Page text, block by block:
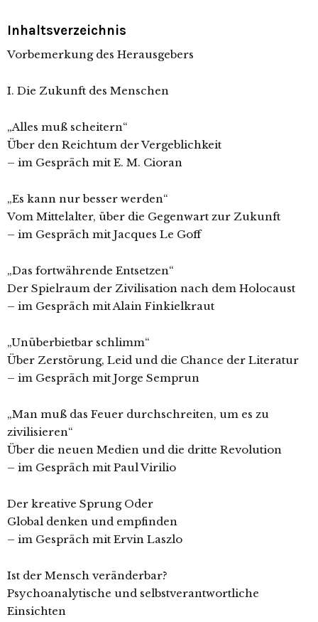
Inhaltsverzeichnis
Vorbemerkung des Herausgebers
I. Die Zukunft des Menschen
„Alles muß scheitern“
Über den Reichtum der Vergeblichkeit
– im Gespräch mit E. M. Cioran
„Es kann nur besser werden“
Vom Mittelalter, über die Gegenwart zur Zukunft
– im Gespräch mit Jacques Le Goff
„Das fortwährende Entsetzen“
Der Spielraum der Zivilisation nach dem Holocaust
– im Gespräch mit Alain Finkielkraut
„Unüberbietbar schlimm“
Über Zerstörung, Leid und die Chance der Literatur
– im Gespräch mit Jorge Semprun
„Man muß das Feuer durchschreiten, um es zu
zivilisieren“
Über die neuen Medien und die dritte Revolution
– im Gespräch mit Paul Virilio
Der kreative Sprung Oder
Global denken und empfinden
– im Gespräch mit Ervin Laszlo
Ist der Mensch veränderbar?
Psychoanalytische und selbstverantwortliche
Einsichten